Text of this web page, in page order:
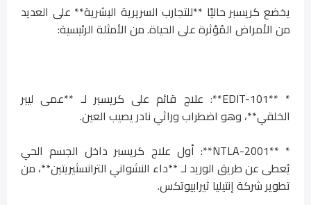
يخضع كريسبر حاليًا **للتجارب السريرية البشرية** على العديد
من الأمراض المُؤثرة على الحياة. من الأمثلة الرئيسية:
* **EDIT-101**: علاج قائم على كريسبر لـ **عمى ليبر
الخلقي**، وهو اضطراب وراثي نادر يصيب العين.
* **NTLA-2001**: أول علاج كريسبر داخل الجسم الحي
يُعطى عن طريق الوريد لـ **داء النشواني الترانسثيريتين**، من
تطوير شركة إنتيليا ثيرابيوتكس.